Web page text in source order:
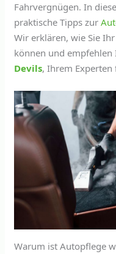
Fahrvergnügen. In
praktische Tipps zur
Wir erklären, wie Sie
können und
Devils, Ihrem
Warum ist Autopflege